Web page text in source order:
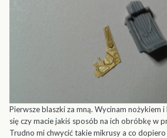
Pierwsze blaszki za mną. Wycinam nożykiem
się czy macie jakiś sposób na ich obróbkę w
Trudno mi chwycić takie mikrusy a co